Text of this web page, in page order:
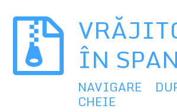
ÎN
NAVIGARE
CHEIE